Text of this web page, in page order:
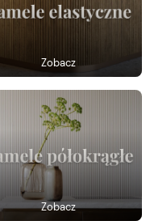
Zobacz
Zobacz